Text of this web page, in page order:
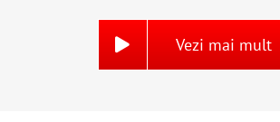
Vezi mai mult